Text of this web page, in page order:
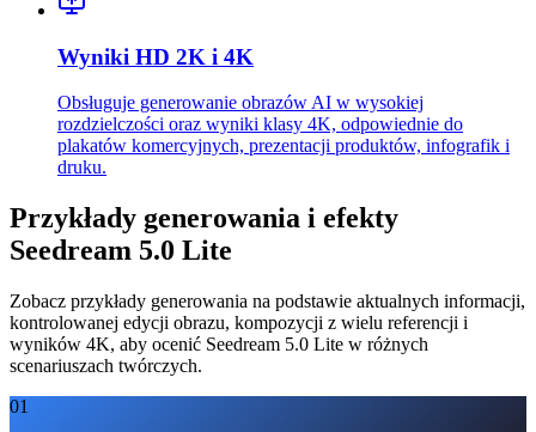
Wyniki HD 2K i 4K
Obsługuje generowanie obrazów AI w wysokiej
rozdzielczości oraz wyniki klasy 4K, odpowiednie do
plakatów komercyjnych, prezentacji produktów, infografik i
druku.
Przykłady generowania i efekty
Seedream 5.0 Lite
Zobacz przykłady generowania na podstawie aktualnych informacji,
kontrolowanej edycji obrazu, kompozycji z wielu referencji i
wyników 4K, aby ocenić Seedream 5.0 Lite w różnych
scenariuszach twórczych.
01